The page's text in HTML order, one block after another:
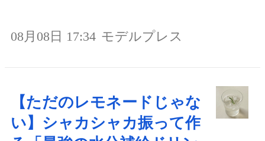
08月08日 17:34 モデルプレス
【ただのレモネードじゃな
い】シャカシャカ振って作